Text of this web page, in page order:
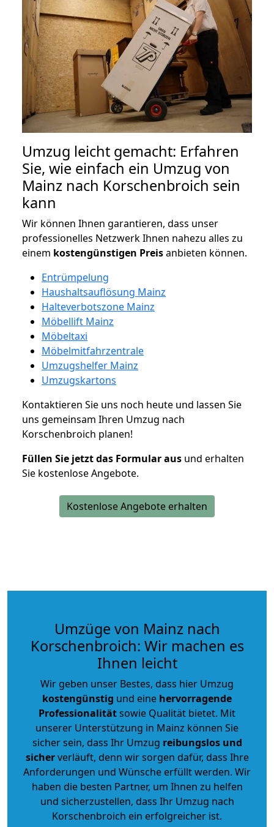
Umzug leicht gemacht: Erfahren
Sie, wie einfach ein Umzug von
Mainz nach Korschenbroich sein
kann
Wir können Ihnen garantieren, dass unser
professionelles Netzwerk Ihnen nahezu alles zu
einem kostengünstigen Preisanbieten können.
Entrümpelung
Haushaltsauflösung Mainz
Halteverbotszone Mainz
Möbellift Mainz
Möbeltaxi
Möbelmitfahrzentrale
Umzugshelfer Mainz
Umzugskartons
Kontaktieren Sie uns noch heute und lassen Sie
uns gemeinsam Ihren Umzug nach
Korschenbroich planen!
Füllen Sie jetzt das Formular aus und erhalten
Sie kostenlose Angebote.
Kostenlose Angebote erhalten
Umzüge von Mainz nach
Korschenbroich: Wir machen es
Ihnen leicht
Wir geben unser Bestes, dass hier Umzug
kostengünstig und eine hervorragende
Professionalitätsowie Qualität bietet. Mit
unserer Unterstützung in Mainz können Sie
sicher sein, dass Ihr Umzug reibungslos und
sicherverläuft, denn wir sorgen dafür, dass Ihre
Anforderungen und Wünsche erfüllt werden. Wir
haben die besten Partner, um Ihnen zu helfen
und sicherzustellen, dass Ihr Umzug nach
Korschenbroich ein erfolgreicher ist.